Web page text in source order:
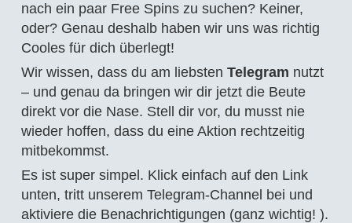
nach ein paar Free Spins zu suchen? Keiner,
oder? Genau deshalb haben wir uns was richtig
Cooles für dich überlegt!
Wir wissen, dass du am liebsten Telegram nutzt
– und genau da bringen wir dir jetzt die Beute
direkt vor die Nase. Stell dir vor, du musst nie
wieder hoffen, dass du eine Aktion rechtzeitig
mitbekommst.
Es ist super simpel. Klick einfach auf den Link
unten, tritt unserem Telegram-Channel bei und
aktiviere die Benachrichtigungen (ganz wichtig! ).